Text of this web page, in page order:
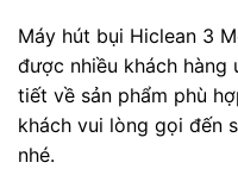
Máy hút bụi Hiclean 3
được nhiều khách
tiết về sản phẩm phù
khách vui lòng gọi đến
nhé.